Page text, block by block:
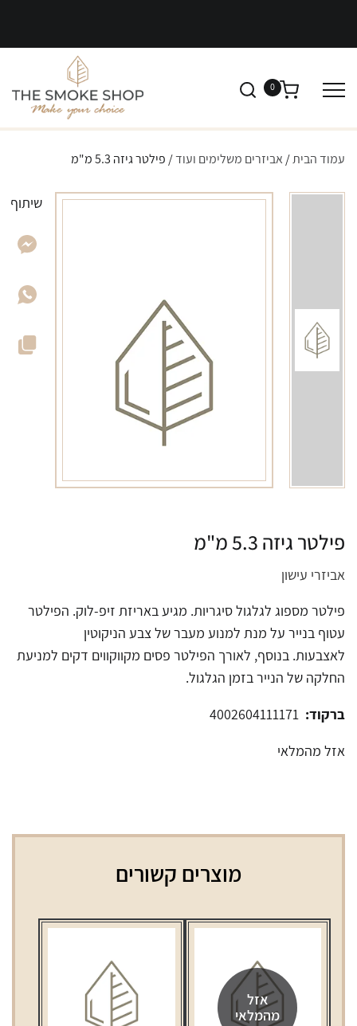
0
עמוד הבית/ אביזרים משלימים ועוד/ פילטר גיזה 5.3 מ"מ
פילטר גיזה 5.3 מ"מ
אביזרי עישון
פילטר מספוג לגלגול סיגריות. מגיע באריזת זיפ-לוק. הפילטר
עטוף בנייר על מנת למנוע מעבר של צבע הניקוטין
לאצבעות. בנוסף, לאורך הפילטר פסים מקווקווים דקים למניעת
החלקה של הנייר בזמן הגלגול.
ברקוד:
אזל מהמלאי
שיתוף
מוצרים קשורים
אזל
מהמלאי